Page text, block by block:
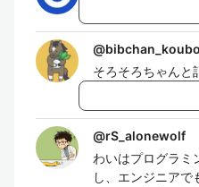
@
そろそろちゃんと
@rS_alonewolf
わいはプログラミ
し、エンジニア